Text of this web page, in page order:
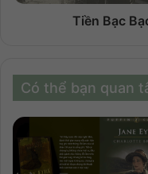
Tiền Bạc
Có thể bạn quan